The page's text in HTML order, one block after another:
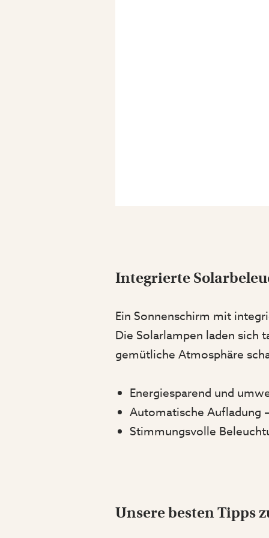
Integrierte
Ein Sonnenschirm mit
Die Solarlampen laden sich
gemütliche Atmosphäre
Energiesparend und
Automatische Aufladung
Stimmungsvolle
Unsere besten Tipps